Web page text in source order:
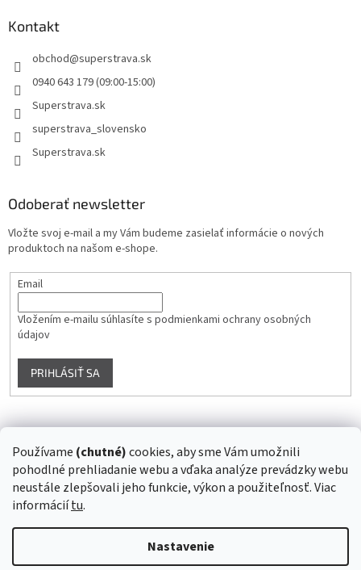
Používame (chutné)cookies, aby sme Vám umožnili
pohodlné prehliadanie webu a vďaka analýze prevádzky webu
neustále zlepšovali jeho funkcie, výkon a použiteľnosť. Viac
informáciítu.
Nastavenie
Kontakt
obchod@superstrava.sk
0940 643 179 (09:00-15:00)
Superstrava.sk
superstrava_slovensko
Superstrava.sk
Odoberať newsletter
Vložte svoj e-mail a my Vám budeme zasielať informácie o nových
produktoch na našom e-shope.
Email
Vložením e-mailu súhlasíte s podmienkami ochrany osobných
údajov
PRIHLÁSIŤ SA
Sledovať na Instagrame